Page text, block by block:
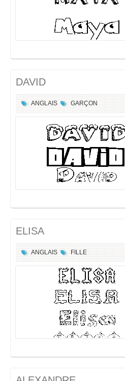
DAVID
ANGLAIS GARÇON
ELISA
ANGLAIS FILLE